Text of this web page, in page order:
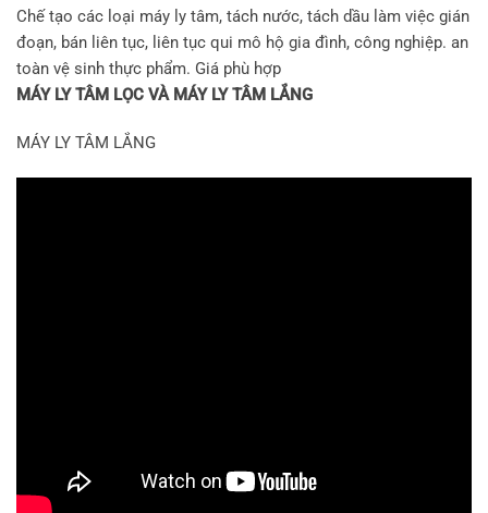
Chế tạo các loại máy ly tâm, tách nước, tách dầu làm việc gián
đoạn, bán liên tục, liên tục qui mô hộ gia đình, công nghiệp. an
toàn vệ sinh thực phẩm. Giá phù hợp
MÁY LY TÂM LỌC VÀ MÁY LY TÂM LẮNG
MÁY LY TÂM LẮNG